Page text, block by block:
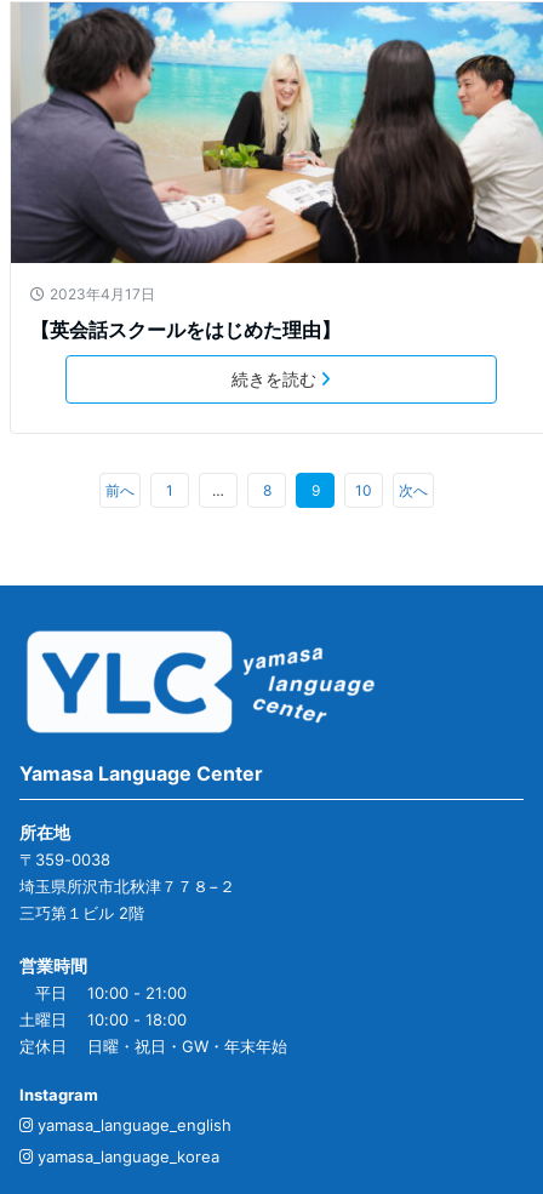
2023年4月17日
【英会話スクールをはじめた理由】
続きを読む
前へ 1 … 8 9 10 次へ
Yamasa Language Center
所在地
〒359-0038
埼玉県所沢市北秋津７７８−２
三巧第１ビル 2階
営業時間
平日 10:00 - 21:00
土曜日 10:00 - 18:00
定休日 日曜・祝日・GW・年末年始
Instagram
yamasa_language_english
yamasa_language_korea